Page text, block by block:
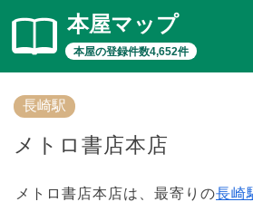
本屋マップ
本屋の登録件数4,652件
長崎駅
メトロ書店本店
メトロ書店本店は、最寄りの長崎